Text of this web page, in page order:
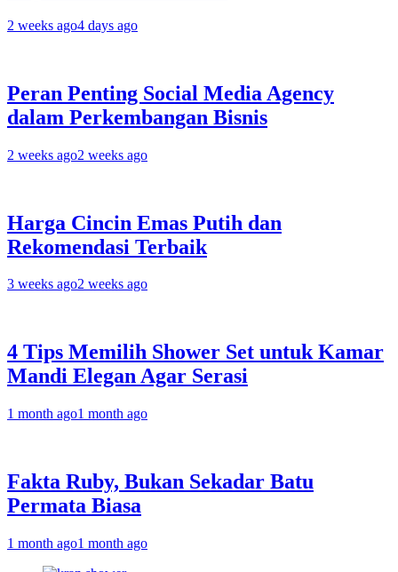
2 weeks ago4 days ago
Peran Penting Social Media Agency
dalam Perkembangan Bisnis
2 weeks ago2 weeks ago
Harga Cincin Emas Putih dan
Rekomendasi Terbaik
3 weeks ago2 weeks ago
4 Tips Memilih Shower Set untuk Kamar
Mandi Elegan Agar Serasi
1 month ago1 month ago
Fakta Ruby, Bukan Sekadar Batu
Permata Biasa
1 month ago1 month ago